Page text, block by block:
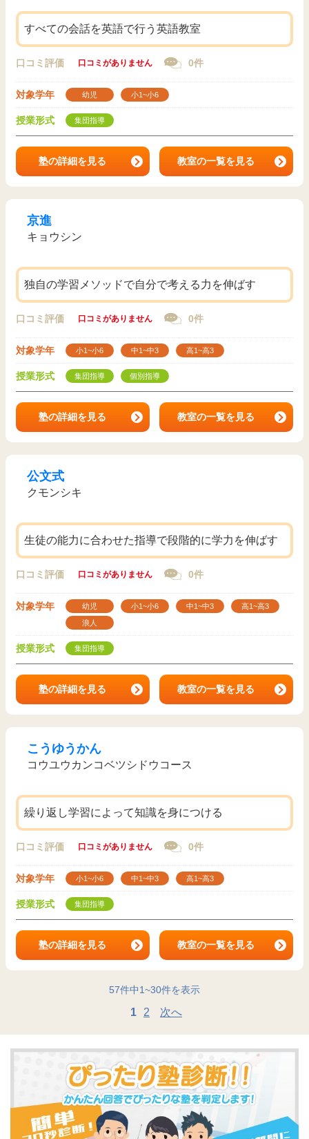
すべての会話を英語で行う英語教室
口コミ評価 口コミがありません 0件
対象学年 幼児 小1~小6
授業形式 集団指導
塾の詳細を見る 教室の一覧を見る
京進
キョウシン
独自の学習メソッドで自分で考える力を伸ばす
口コミ評価 口コミがありません 0件
対象学年 小1~小6 中1~中3 高1~高3
授業形式 集団指導 個別指導
塾の詳細を見る 教室の一覧を見る
公文式
クモンシキ
生徒の能力に合わせた指導で段階的に学力を伸ばす
口コミ評価 口コミがありません 0件
対象学年 幼児 小1~小6 中1~中3
高1~高3
浪人
授業形式 集団指導
塾の詳細を見る 教室の一覧を見る
こうゆうかん
コウユウカンコベツシドウコース
繰り返し学習によって知識を身につける
口コミ評価 口コミがありません 0件
対象学年 小1~小6 中1~中3 高1~高3
授業形式 集団指導
塾の詳細を見る 教室の一覧を見る
57件中1~30件を表示
1 2 次へ